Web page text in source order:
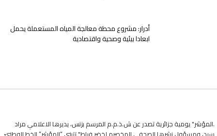
أدرار: مشروع محطة معالجة المياه المستعملة يحمل
ابعادا بيئية وصحية واقتصادية
.المؤشر" يومية جزائرية تصدر عن ش.ذ.م.م المرسم بزنس، يديرها الاعلامي مراد